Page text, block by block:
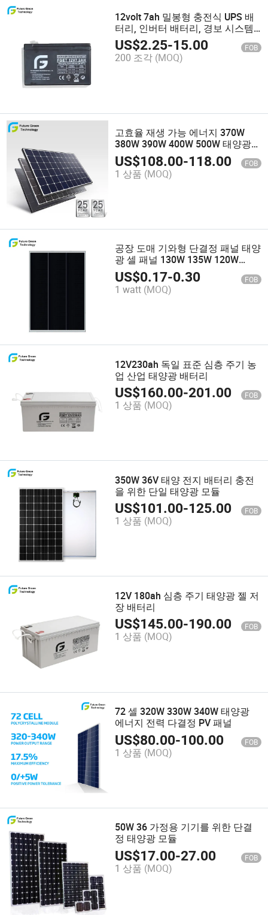
12volt 7ah 밀봉형 충전식 UPS 배
터리, 인버터 배터리, 경보 시스템
배터리
US$2.25-15.00 FOB
200 조각 (MOQ)
고효율 재생 가능 에너지 370W
380W 390W 400W 500W 태양광
단결정 태양 전지판 72 중국산
US$108.00-118.00 FOB
1 상품 (MOQ)
공장 도매 기와형 단결정 패널 태양
광 셀 패널 130W 135W 120W
140W 태양광 발전용
US$0.17-0.30 FOB
1 watt (MOQ)
12V230ah 독일 표준 심층 주기 농
업 산업 태양광 배터리
US$160.00-201.00 FOB
1 상품 (MOQ)
350W 36V 태양 전지 배터리 충전
을 위한 단일 태양광 모듈
US$101.00-125.00 FOB
1 상품 (MOQ)
12V 180ah 심층 주기 태양광 젤 저
장 배터리
US$145.00-190.00 FOB
1 상품 (MOQ)
72 셀 320W 330W 340W 태양광
에너지 전력 다결정 PV 패널
US$80.00-100.00 FOB
1 상품 (MOQ)
50W 36 가정용 기기를 위한 단결
정 태양광 모듈
US$17.00-27.00 FOB
1 상품 (MOQ)